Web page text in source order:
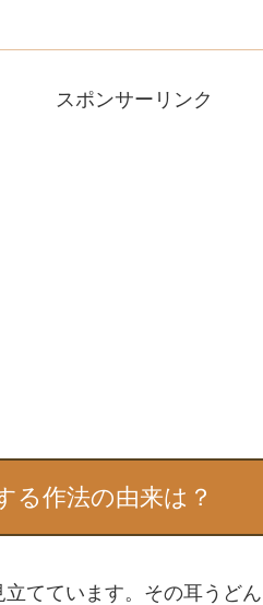
スポンサーリンク
る作法の由来は？
てています。その耳うど